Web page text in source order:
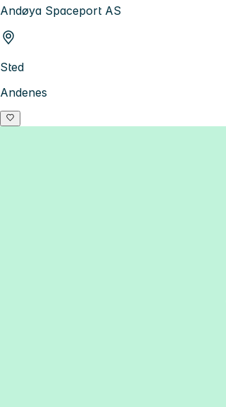
Andøya Spaceport AS
Sted
Andenes